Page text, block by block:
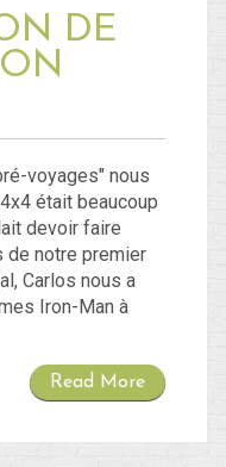
DE
voyages" nous
était beaucoup
devoir faire
de notre premier
Carlos nous a
Iron-Man à
Read More